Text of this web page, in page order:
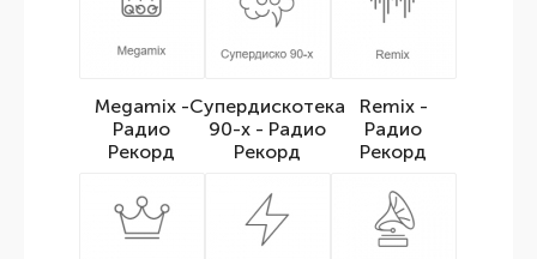
Megamix -
Радио
Рекорд
Супердискотека
90-х - Радио
Рекорд
Remix -
Радио
Рекорд